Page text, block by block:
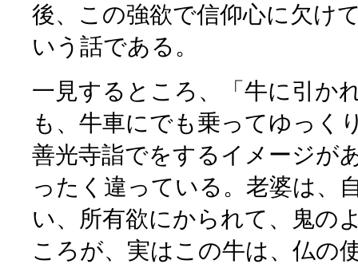
後、この強欲で信仰心に欠け
いう話である。
一見するところ、「牛に引か
も、牛車にでも乗ってゆっく
善光寺詣でをするイメージが
ったく違っている。老婆は、
い、所有欲にかられて、鬼の
ころが、実はこの牛は、仏の